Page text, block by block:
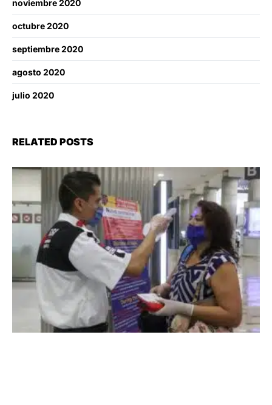
noviembre 2020
octubre 2020
septiembre 2020
agosto 2020
julio 2020
RELATED POSTS